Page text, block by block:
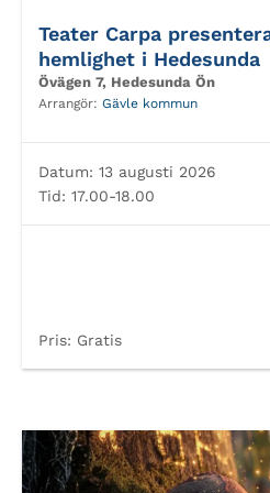
Teater Carpa
hemlighet i Hedesunda
Övägen 7, Hedesunda Ön
Arrangör: Gävle kommun
Datum: 13 augusti 2026
Tid: 17.00-18.00
Pris: Gratis